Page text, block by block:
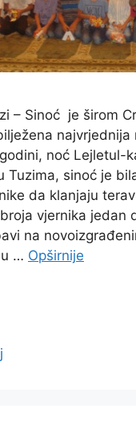
– Sinoć je širom
najvrjednija
noć Lejletul-
Tuzima, sinoć je
da klanjaju
vjernika jedan
na
… Opširnije